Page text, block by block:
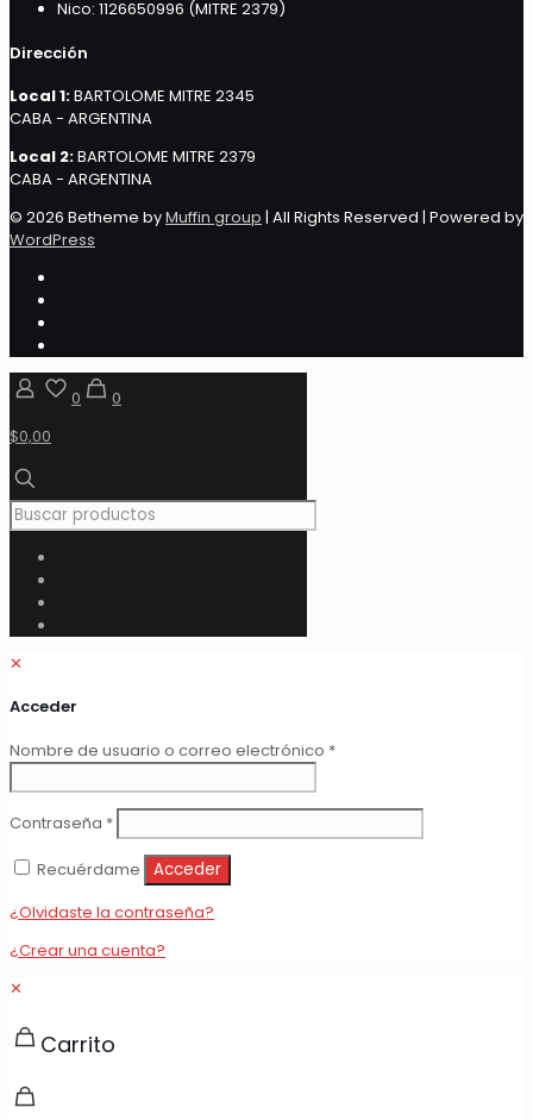
Nico: 1126650996 (MITRE 2379)
Dirección
Local 1:BARTOLOME MITRE 2345
CABA - ARGENTINA
Local 2:BARTOLOME MITRE 2379
CABA - ARGENTINA
© 2026 Betheme byMuffin group | All Rights Reserved | Powered by
WordPress
0
0
$0,00
✕
Acceder
Nombre de usuario o correo electrónico *Obligatorio
Contraseña *Obligatorio
Recuérdame
Acceder
¿Olvidaste la contraseña?
¿Crear una cuenta?
✕
Carrito